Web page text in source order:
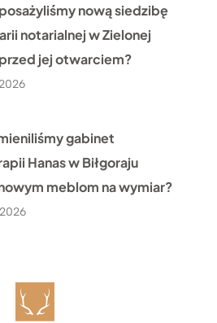
nową siedzibę
notarialnej w Zielonej
jej otwarciem?
gabinet
Hanas w Biłgoraju
meblom na wymiar?